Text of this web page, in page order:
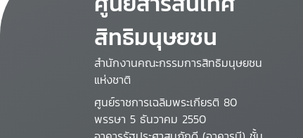
สิทธิมนุษยชน
สำนักงานคณะกรรมการสิทธิมนุษยชน
แห่งชาติ
ศูนย์ราชการเฉลิมพระเกียรติ 80
พรรษา 5 ธันวาคม 2550